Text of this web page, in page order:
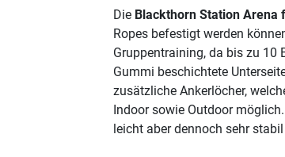
Die Blackthorn Station Arena
Ropes befestigt werden
Gruppentraining, da bis zu 10
Gummi beschichtete
zusätzliche Ankerlöcher,
Indoor sowie Outdoor
leicht aber dennoch sehr